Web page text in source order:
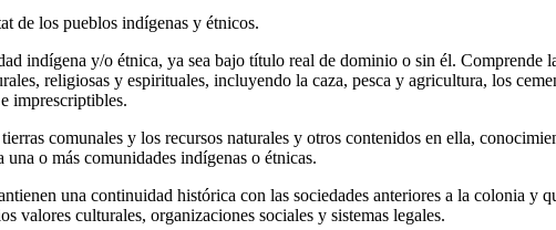
de los pueblos indígenas y étnicos.
indígena y/o étnica, ya sea bajo título real de dominio o sin él. Comprende
religiosas y espirituales, incluyendo la caza, pesca y agricultura, los
imprescriptibles.
comunales y los recursos naturales y otros contenidos en ella,
o más comunidades indígenas o étnicas.
una continuidad histórica con las sociedades anteriores a la colonia y
valores culturales, organizaciones sociales y sistemas legales.